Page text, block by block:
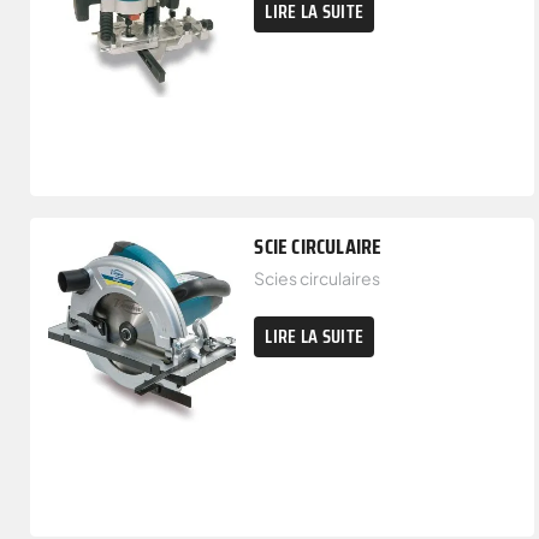
LIRE LA SUITE
SCIE CIRCULAIRE
Scies circulaires
LIRE LA SUITE